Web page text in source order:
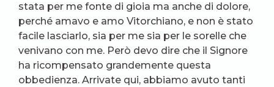
stata per me fonte di gioia ma anche di dolore,
perché amavo e amo Vitorchiano, e non è stato
facile lasciarlo, sia per me sia per le sorelle che
venivano con me. Però devo dire che il Signore
ha ricompensato grandemente questa
obbedienza. Arrivate qui, abbiamo avuto tanti